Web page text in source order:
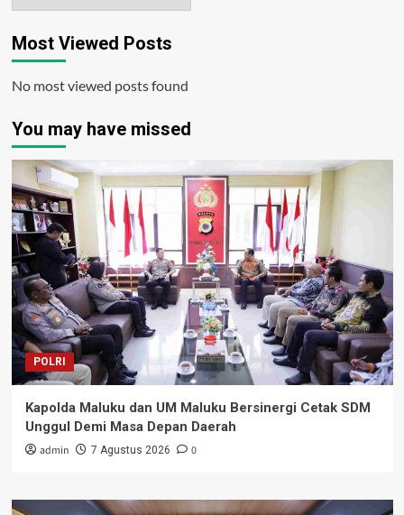
Most Viewed Posts
No most viewed posts found
You may have missed
POLRI
Kapolda Maluku dan UM Maluku Bersinergi Cetak SDM
Unggul Demi Masa Depan Daerah
admin 7 Agustus 2026 0